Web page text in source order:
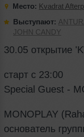
Место: Kvadrat
Выступают:
JOHN CANDY
30.05 открытие
старт с 23:00
Special Guest -
MONOPLAY
основатель